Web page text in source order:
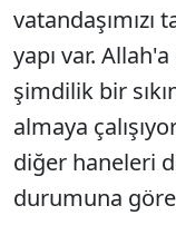
vatandaşımızı
yapı var.
şimdilik bir
almaya
diğer haneleri
durumuna